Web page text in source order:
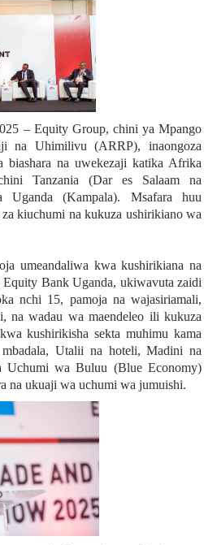
– Equity Group, chini ya Mpango
na Uhimilivu (ARRP), inaongoza
biashara na uwekezaji katika Afrika
Tanzania (Dar es Salaam na
Uganda (Kampala). Msafara huu
kiuchumi na kukuza ushirikiano wa
umeandaliwa kwa kushirikiana na
Bank Uganda, ukiwavuta zaidi
nchi 15, pamoja na wajasiriamali,
na wadau wa maendeleo ili kukuza
kushirikisha sekta muhimu kama
Utalii na hoteli, Madini na
Uchumi wa Buluu (Blue Economy)
na ukuaji wa uchumi wa jumuishi.